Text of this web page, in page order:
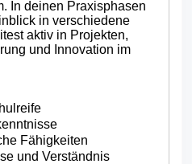
In deinen Praxisphasen
in verschiedene
aktiv in Projekten,
und Innovation im
Fähigkeiten
und Verständnis